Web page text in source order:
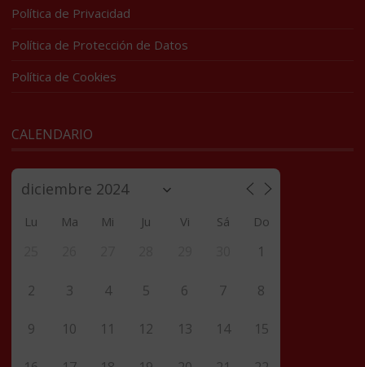
Política de Privacidad
Política de Protección de Datos
Política de Cookies
CALENDARIO
Lu Ma Mi Ju Vi Sá Do
1
2 3 4 5 6 7 8
9 10 11 12 13 14 15